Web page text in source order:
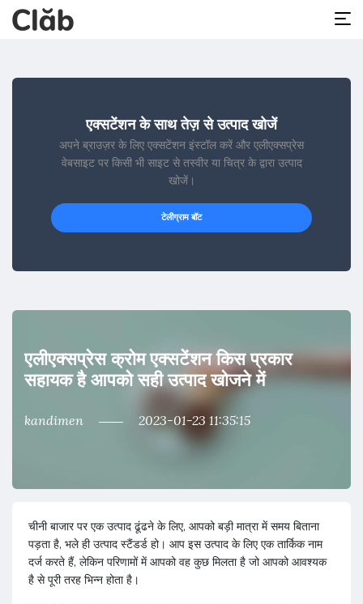
एक्सटेंशन के साथ तेज़ से उत्पाद खोजें
अपने ब्राउज़र के लिए एक्सटेंशन इंस्टॉल करें और एलीएक्सप्रेस
वेबसाइट पर किसी भी साइट से तस्वीर या चित्र के द्वारा उत्पाद
खोजें।
टेलीग्राम बॉट
एलीएक्सप्रेस क्रोम एक्सटेंशन किस प्रकार
सहायक है आपको सही उत्पाद खोजने में
kandimen 2023-01-23 11:35:15
चीनी बाजार पर एक उत्पाद ढूंढने के लिए, आपको बड़ी मात्रा में समय बिताना
पड़ता है, भले ही उत्पाद स्टैंडर्ड हो। आप इस उत्पाद के लिए एक तार्किक नाम
दर्ज करते हैं, लेकिन परिणामों में आपको वह कुछ मिलता है जो आपको आवश्यक
है से पूरी तरह भिन्न होता है।